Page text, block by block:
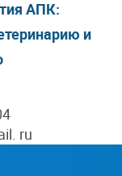
АПК:
и
ru